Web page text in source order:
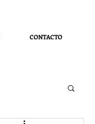
CONTACTO